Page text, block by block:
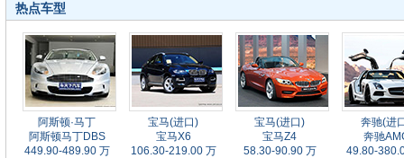
热点车型
阿斯顿·马丁
阿斯顿马丁DBS
449.90-489.90 万
宝马(进口)
宝马X6
106.30-219.00 万
宝马(进口)
宝马Z4
58.30-90.90 万
奔驰(进
奔驰
49.80-